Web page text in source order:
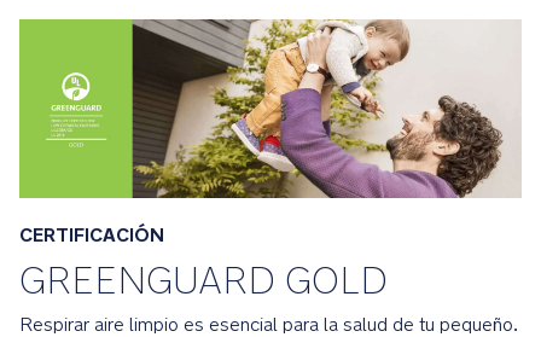
manillar
y
la
delantera
piel
sintética
de
alta
CERTIFICACIÓN
GREENGUARD GOLD
Respirar aire limpio es esencial para la salud de tu pequeño.